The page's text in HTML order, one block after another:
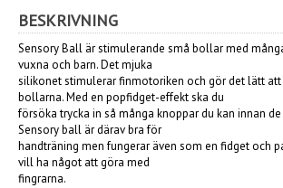
BESKRIVNING
Sensory Ball är stimulerande små bollar med
vuxna och barn. Det mjuka
silikonet stimulerar finmotoriken och gör det lätt att
bollarna. Med en popfidget-effekt ska du
försöka trycka in så många knoppar du kan innan
Sensory ball är därav bra för
handträning men fungerar även som en fidget och
vill ha något att göra med
fingrarna.